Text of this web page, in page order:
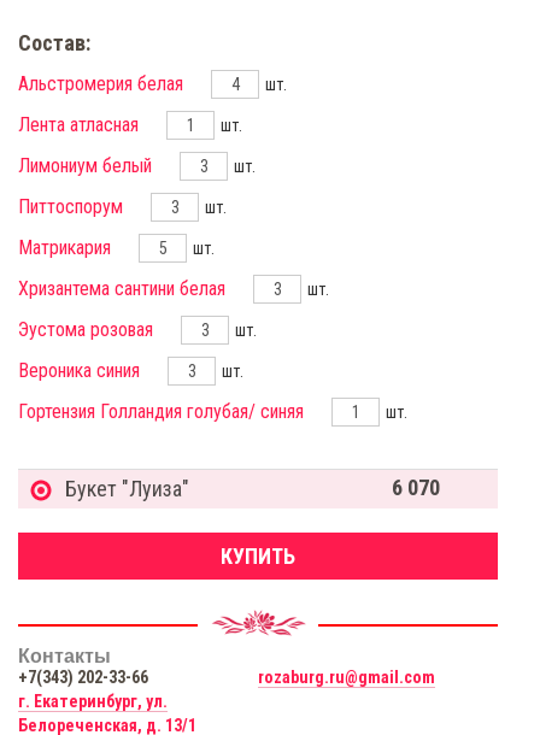
Состав:
Альстромерия белая шт.
Лента атласная шт.
Лимониум белый шт.
Питтоспорум шт.
Матрикария шт.
Хризантема сантини белая шт.
Эустома розовая шт.
Вероника синия шт.
Гортензия Голландия голубая/ синяя шт.
Букет "Луиза" 6 070
КУПИТЬ
Контакты
+7(343) 202-33-66
rozaburg.ru@gmail.com
г. Екатеринбург, ул.
Белореченская, д. 13/1